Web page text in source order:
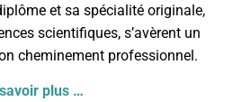
et sa spécialité originale,
scientifiques, s’avèrent un
cheminement professionnel.
plus …